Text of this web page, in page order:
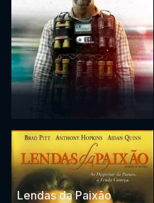
Lendas da Paixão